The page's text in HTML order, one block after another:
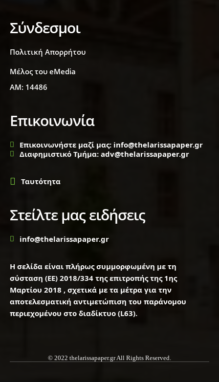
Σύνδεσμοι
Πολιτική Απορρήτου
Μέλος του eMedia
ΑΜ: 14486
Επικοινωνία
Επικοινωνήστε μαζί μας: info@thelarissapaper.gr
Διαφημιστικό Τμήμα: adv@thelarissapaper.gr
Ταυτότητα
Στείλτε μας ειδήσεις
info@thelarissapaper.gr
Η σελίδα είναι πλήρως συμμορφωμένη με τη
σύσταση (ΕΕ) 2018/334 της επιτροπής της 1ης
Μαρτίου 2018 , σχετικά με τα μέτρα για την
αποτελεσματική αντιμετώπιση του παράνομου
περιεχομένου στο διαδίκτυο (L63).
© 2022 thelarissapaper.gr All Rights Reserved.